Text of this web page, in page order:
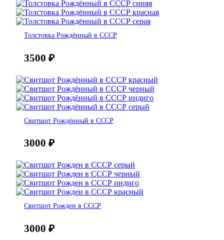
Толстовка Рождённый в СССР
3500 ₽
Свитшот Рождённый в СССР
3000 ₽
Свитшот Рожден в СССР
3000 ₽